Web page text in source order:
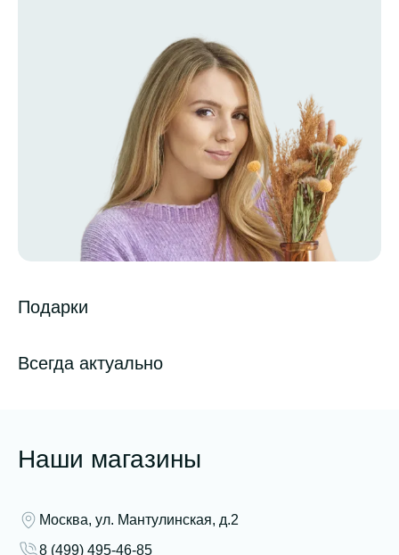
Подарки
Всегда актуально
Наши магазины
Москва, ул. Мантулинская, д.2
8 (499) 495-46-85